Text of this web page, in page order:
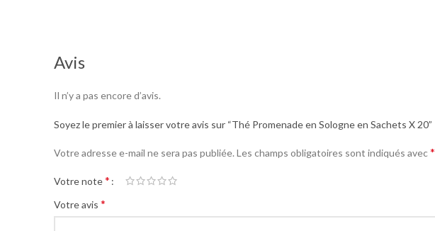
Avis
Il n’y a pas encore d’avis.
Soyez le premier à laisser votre avis sur “Thé Promenade en Sologne en Sachets X 20”
Votre adresse e-mail ne sera pas publiée. Les champs obligatoires sont indiqués avec*
Votre note*
Votre avis *